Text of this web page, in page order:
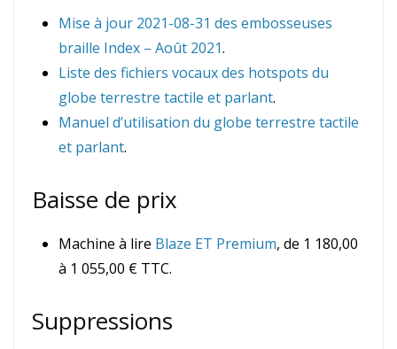
Mise à jour 2021-08-31 des embosseuses
braille Index – Août 2021.
Liste des fichiers vocaux des hotspots du
globe terrestre tactile et parlant.
Manuel d’utilisation du globe terrestre tactile
et parlant.
Baisse de prix
Machine à lire Blaze ET Premium, de 1 180,00
à 1 055,00 € TTC.
Suppressions